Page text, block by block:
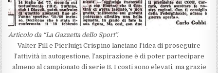
Articolo da “La Gazzetta dello Sport”.
Valter Fill e Pierluigi Crispino lanciano l’idea di proseguire
l’attività in autogestione, l’aspirazione è di poter partecipare
almeno al campionato di serie B. I costi sono elevati, ma grazie